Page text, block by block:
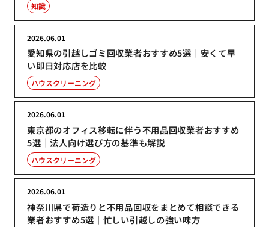
知識
愛知県の引越しゴミ回収業者おすすめ5選｜安くて早
い即日対応店を比較
2026.06.01
ハウスクリーニング
東京都のオフィス移転に伴う不用品回収業者おすすめ
5選｜法人向け選び方の基準も解説
2026.06.01
ハウスクリーニング
神奈川県で荷造りと不用品回収をまとめて相談できる
業者おすすめ5選｜忙しい引越しの強い味方
2026.06.01